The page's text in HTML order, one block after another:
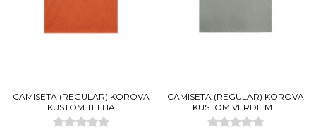
CAMISETA (REGULAR) KOROVA
KUSTOM TELHA
CAMISETA (REGULAR) KOROVA
KUSTOM VERDE M...